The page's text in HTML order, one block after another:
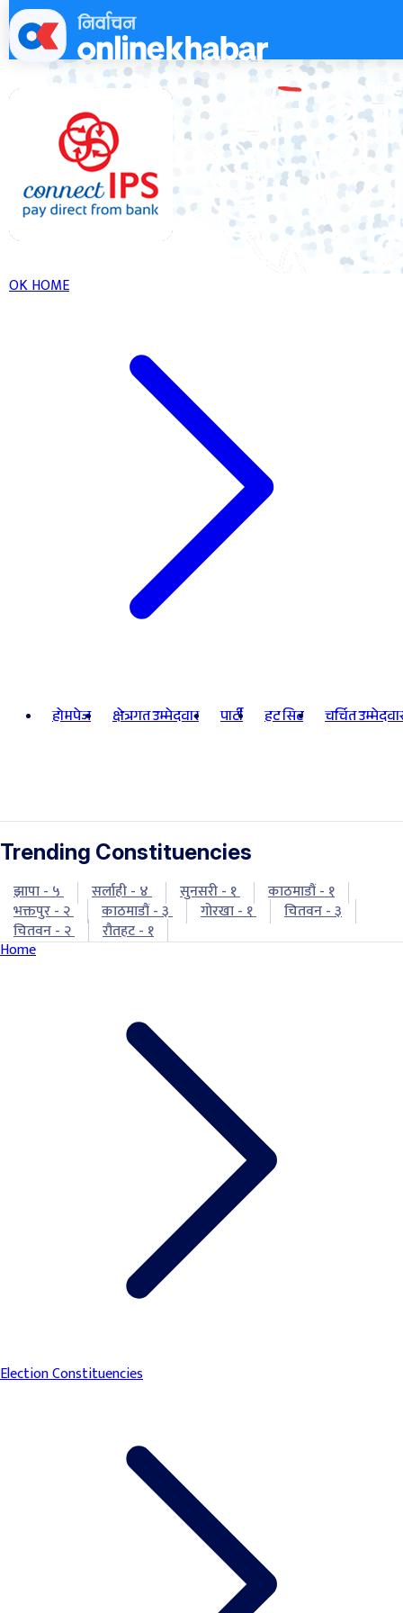
Skip
to
content
OK HOME
होमपेज क्षेत्रगत उम्मेदवार पार्टी हट सिट चर्चित
Trending Constituencies
झापा - ५ सर्लाही - ४ सुनसरी - १
काठमाडौं - १
भक्तपुर - २
काठमाडौं - ३ गोरखा - १
चितवन - ३
चितवन - २
रौतहट - १
Home
Election Constituencies